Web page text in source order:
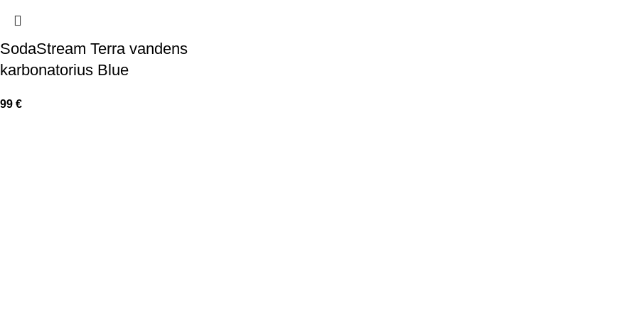
SodaStream Terra vandens
karbonatorius Blue
99 €